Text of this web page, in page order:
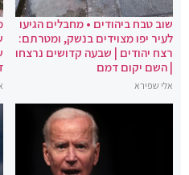
שוב טבח ביהודים • מחבלים הגיעו
לעיר יפו מצוידים בנשק, ומטרתם:
רצח יהודים | שבעה קדושים נרצחו
| השם יקום דמם
אלי שפירא